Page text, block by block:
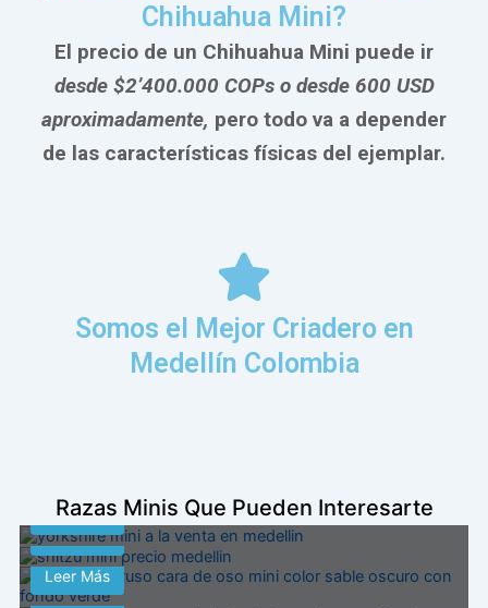
Chihuahua Mini?
El precio de un Chihuahua Mini puede ir
desde $2’400.000 COPs o desde 600 USD
aproximadamente, pero todo va a depender
de las características físicas del ejemplar.
Somos el Mejor Criadero en
Medellín Colombia
Razas Minis Que Pueden Interesarte
Leer Más
Leer Más
Minis
Pomerania Ruso Cara de Oso
Leer Más
Minis
Pomerania Lulú
Leer Más